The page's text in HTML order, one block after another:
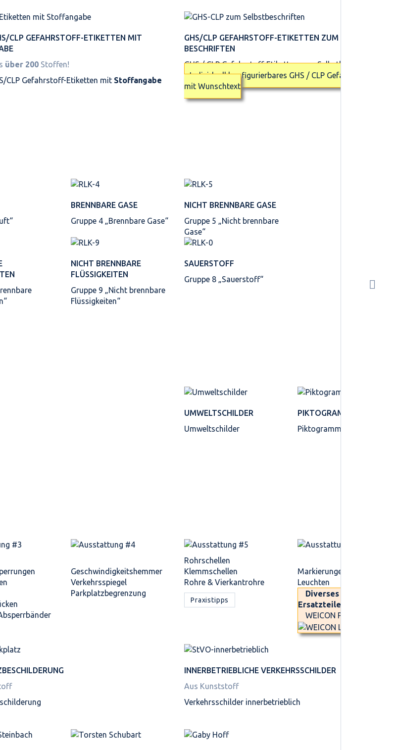
CLP GEFAHRSTOFF-ETIKETTEN MIT
über 200 Stoffen!
CLP Gefahrstoff-Etiketten mit Stoffangabe
GHS/CLP GEFAHRSTOFF-ETIKETTEN ZUM SELBST­
BESCHRIFTEN
GHS / CLP Gefahrstoff-Etiketten zum Selbstbeschriften
Individuell konfigurierbares GHS / CLP Gefahrstoff-Etikett
mit Wunschtext
BRENNBARE GASE
Gruppe 4 „Brennbare Gase“
NICHT BRENNBARE GASE
Gruppe 5 „Nicht brennbare
Gase“
NICHT BRENNBARE
FLÜSSIGKEITEN
Gruppe 9 „Nicht brennbare
Flüssigkeiten“
SAUERSTOFF
Gruppe 8 „Sauerstoff“
UMWELTSCHILDER
Umweltschilder
PIKTOGRAMME
Piktogramme
Geschwindigkeits­hemmer
Verkehrsspiegel
Parkplatz­begrenzung
Rohrschellen
Klemmschellen
Rohre & Vierkantrohre
Praxistipps
Markierungen
Leuchten
Diverses Zubehör /
Ersatzteile
WEICON Produkte
INNER­BETRIEBLICHE VERKEHRS­SCHILDER
Aus Kunststoff
Verkehrsschilder innerbetrieblich